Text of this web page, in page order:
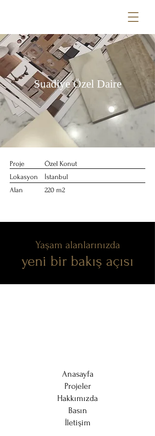
Suadiye Özel Daire
Özel Konut
İstanbul
220 m2
Proje
Lokasyon
Alan
Yaşam alanlarınızda
yeni bir bakış açısı
Anasayfa
Projeler
Hakkımızda
Basın
İletişim